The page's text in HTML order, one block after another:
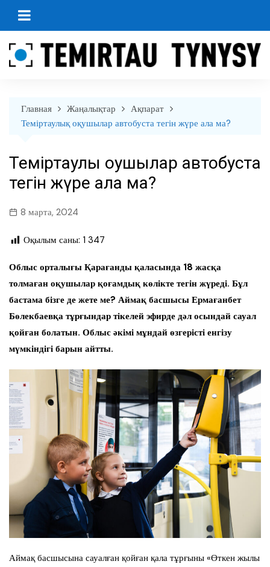
перейти
Главная Жаңалықтар
Ақпарат
Теміртаулық оқушылар автобуста тегін жүре ала ма?
Теміртаулық оқушылар автобуста
тегін жүре ала ма?
8 марта, 2024
Оқылым саны: 1 347
Облыс орталығы Қарағанды қаласында 18 жасқа
толмаған оқушылар қоғамдық көлікте тегін жүреді. Бұл
бастама бізге де жете ме? Аймақ басшысы Ермағанбет
Бөлекбаевқа тұрғындар тікелей эфирде дәл осындай сауал
қойған болатын. Облыс әкімі мұндай өзгерісті енгізу
мүмкіндігі барын айтты.
Аймақ басшысына сауалған қойған қала тұрғыны «Өткен жылы